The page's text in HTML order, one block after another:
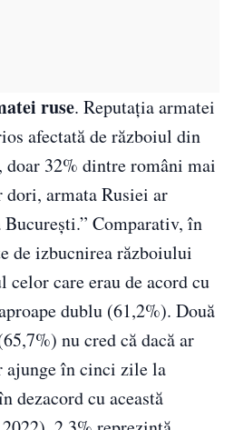
ruse. Reputația armatei
afectată de războiul din
doar 32% dintre români mai
dori, armata Rusiei ar
Comparativ, în
de izbucnirea războiului
care erau de acord cu
dublu (61,2%). Două
nu cred că dacă ar
ajunge în cinci zile la
dezacord cu această